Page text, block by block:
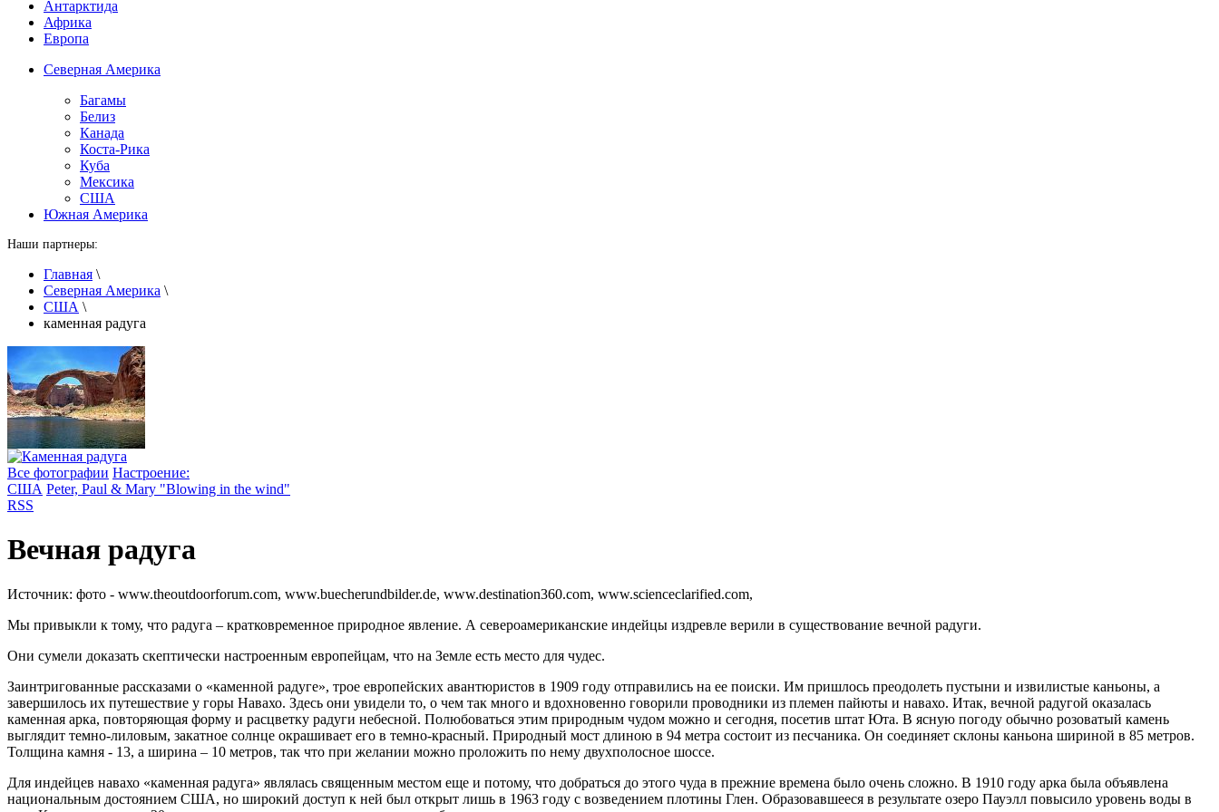
Антарктида
Африка
Европа
Северная Америка
Багамы
Белиз
Канада
Коста-Рика
Куба
Мексика
США
Южная Америка
Наши партнеры:
Главная \
Северная Америка \
США \
каменная радуга
Все фотографии Настроение:
США Peter, Paul & Mary "Blowing in the wind"
RSS
Вечная радуга
Источник: фото - www.theoutdoorforum.com, www.buecherundbilder.de, www.destination360.com, www.scienceclarified.com,
Мы привыкли к тому, что радуга – кратковременное природное явление. А североамериканские индейцы издревле верили в существование вечной радуги.
Они сумели доказать скептически настроенным европейцам, что на Земле есть место для чудес.
Заинтригованные рассказами о «каменной радуге», трое европейских авантюристов в 1909 году отправились на ее поиски. Им пришлось преодолеть пустыни и извилистые каньоны, а
завершилось их путешествие у горы Навахо. Здесь они увидели то, о чем так много и вдохновенно говорили проводники из племен пайюты и навахо. Итак, вечной радугой оказалась
каменная арка, повторяющая форму и расцветку радуги небесной. Полюбоваться этим природным чудом можно и сегодня, посетив штат Юта. В ясную погоду обычно розоватый камень
выглядит темно-лиловым, закатное солнце окрашивает его в темно-красный. Природный мост длиною в 94 метра состоит из песчаника. Он соединяет склоны каньона шириной в 85 метров.
Толщина камня - 13, а ширина – 10 метров, так что при желании можно проложить по нему двухполосное шоссе.
Для индейцев навахо «каменная радуга» являлась священным местом еще и потому, что добраться до этого чуда в прежние времена было очень сложно. В 1910 году арка была объявлена
национальным достоянием США, но широкий доступ к ней был открыт лишь в 1963 году с возведением плотины Глен. Образовавшееся в результате озеро Пауэлл повысило уровень воды в